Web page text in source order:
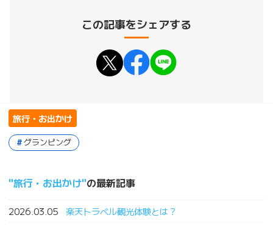
この記事をシェアする
旅行・お出かけ
グランピング
旅行・お出かけ の最新記事
2026.03.05
楽天トラベル観光体験とは？